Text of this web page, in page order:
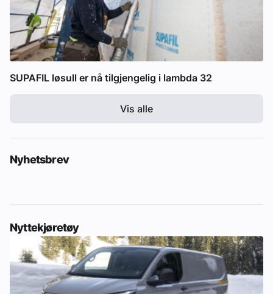
SUPAFIL løsull er nå tilgjengelig i lambda 32
Vis alle
Nyhetsbrev
Nyttekjøretøy